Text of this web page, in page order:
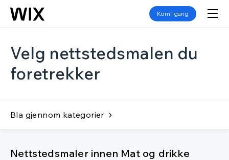
Kom i gang
Velg nettstedsmalen du
foretrekker
Bla gjennom kategorier
Nettstedsmaler innen Mat og drikke